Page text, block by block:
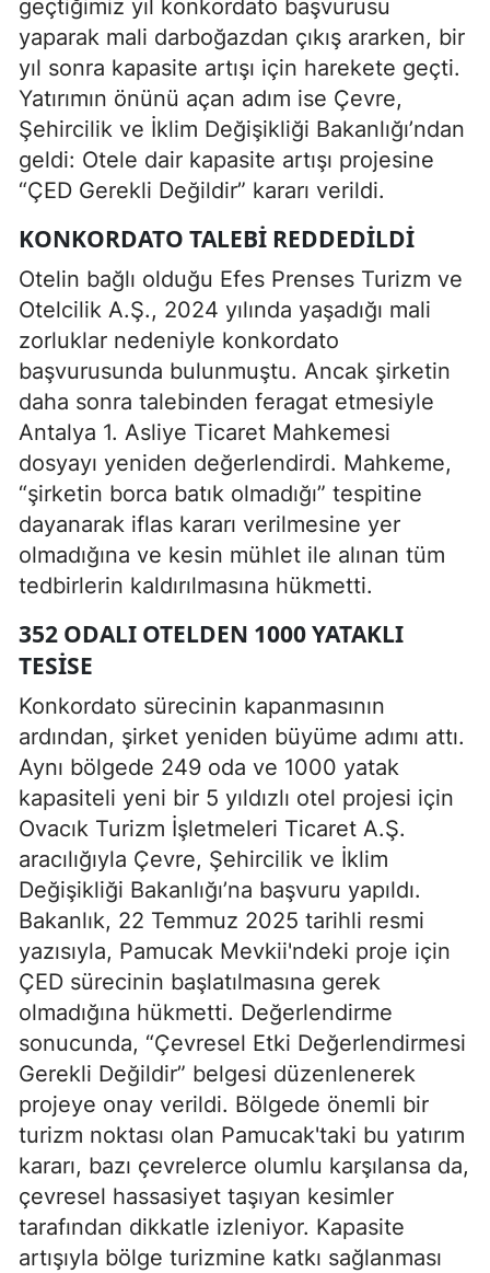
geçtiğimiz yıl konkordato başvurusu
yaparak mali darboğazdan çıkış ararken, bir
yıl sonra kapasite artışı için harekete geçti.
Yatırımın önünü açan adım ise Çevre,
Şehircilik ve İklim Değişikliği Bakanlığı’ndan
geldi: Otele dair kapasite artışı projesine
“ÇED Gerekli Değildir” kararı verildi.
KONKORDATO TALEBI REDDEDILDI
Otelin bağlı olduğu Efes Prenses Turizm ve
Otelcilik A.Ş., 2024 yılında yaşadığı mali
zorluklar nedeniyle konkordato
başvurusunda bulunmuştu. Ancak şirketin
daha sonra talebinden feragat etmesiyle
Antalya 1. Asliye Ticaret Mahkemesi
dosyayı yeniden değerlendirdi. Mahkeme,
“şirketin borca batık olmadığı” tespitine
dayanarak iflas kararı verilmesine yer
olmadığına ve kesin mühlet ile alınan tüm
tedbirlerin kaldırılmasına hükmetti.
352 ODALI OTELDEN 1000 YATAKLI
TESISE
Konkordato sürecinin kapanmasının
ardından, şirket yeniden büyüme adımı attı.
Aynı bölgede 249 oda ve 1000 yatak
kapasiteli yeni bir 5 yıldızlı otel projesi için
Ovacık Turizm İşletmeleri Ticaret A.Ş.
aracılığıyla Çevre, Şehircilik ve İklim
Değişikliği Bakanlığı’na başvuru yapıldı.
Bakanlık, 22 Temmuz 2025 tarihli resmi
yazısıyla, Pamucak Mevkii'ndeki proje için
ÇED sürecinin başlatılmasına gerek
olmadığına hükmetti. Değerlendirme
sonucunda, “Çevresel Etki Değerlendirmesi
Gerekli Değildir” belgesi düzenlenerek
projeye onay verildi. Bölgede önemli bir
turizm noktası olan Pamucak'taki bu yatırım
kararı, bazı çevrelerce olumlu karşılansa da,
çevresel hassasiyet taşıyan kesimler
tarafından dikkatle izleniyor. Kapasite
artışıyla bölge turizmine katkı sağlanması